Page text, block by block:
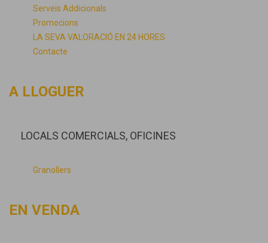
Serveis Addicionals
Promocions
LA SEVA VALORACIÓ EN 24 HORES
Contacte
A LLOGUER
LOCALS COMERCIALS, OFICINES
Granollers
EN VENDA